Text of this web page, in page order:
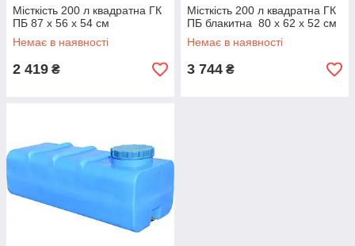
Місткість 200 л квадратна ГК
ПБ 87 x 56 x 54 см
Немає в наявності
2 419 ₴
Місткість 200 л квадратна ГК
ПБ блакитна 80 x 62 x 52 см
Немає в наявності
3 744 ₴